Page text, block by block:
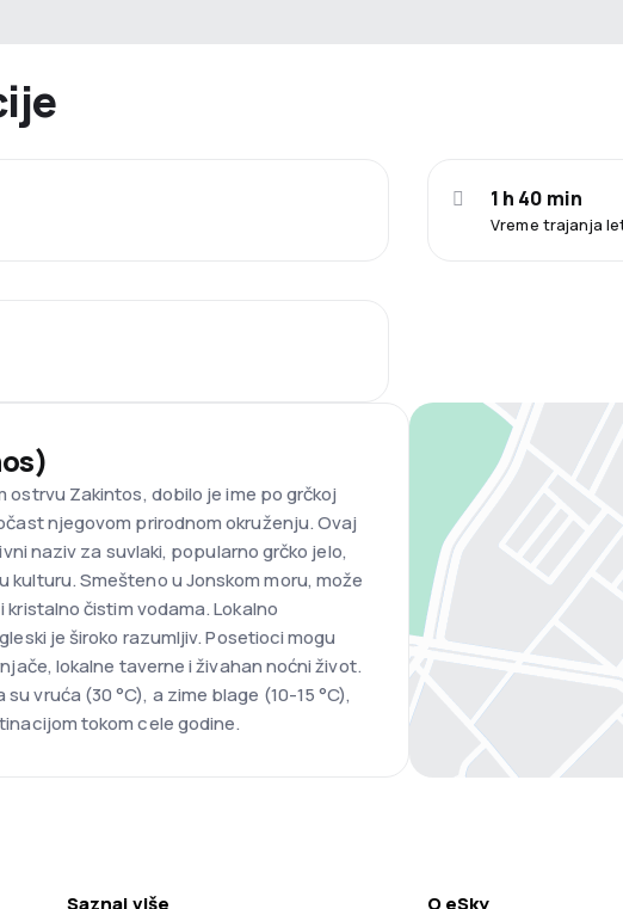
Vreme trajanja
1 h 40 min
ostrvu Zakintos, dobilo je ime po grčkoj
njegovom prirodnom okruženju. Ovaj
naziv za suvlaki, popularno grčko jelo,
kulturu. Smešteno u Jonskom moru, može
čistim vodama. Lokalno
je široko razumljiv. Posetioci mogu
lokalne taverne i živahan noćni život.
vruća (30 °C), a zime blage (10-15 °C),
tokom cele godine.
Saznaj više O eSky